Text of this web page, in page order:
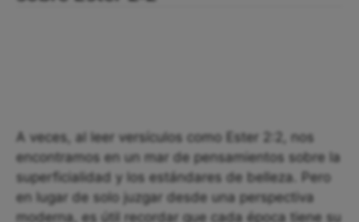
A veces, al leer versículos como Ester 2:2, nos
encontramos en un mar de pensamientos sobre la
superficialidad y los estándares de belleza. Pero
en lugar de solo juzgar desde una perspectiva
moderna, es útil recordar que cada época tiene su